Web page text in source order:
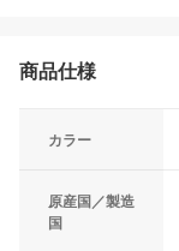
商品仕様
カラー
原産国／製造
国